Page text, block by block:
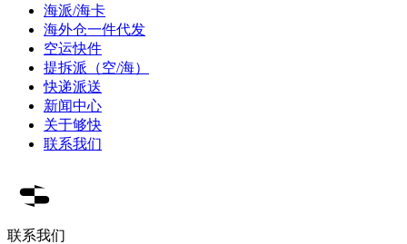
海派/海卡
海外仓一件代发
空运快件
提拆派（空/海）
快递派送
新闻中心
关于够快
联系我们
联系我们